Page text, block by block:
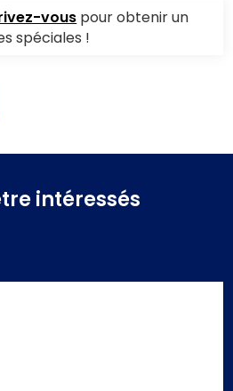
vous pour obtenir un
spéciales !
intéressés